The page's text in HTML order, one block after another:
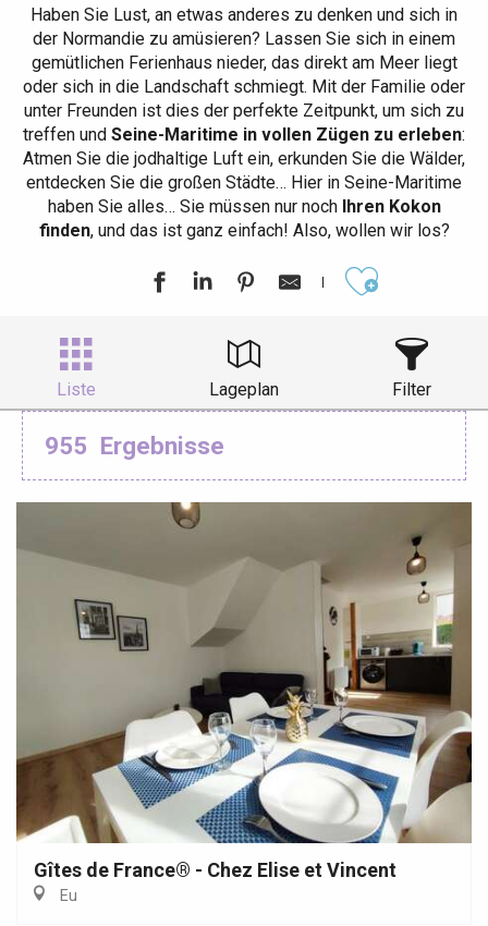
Haben Sie Lust, an etwas anderes zu denken und sich in
der Normandie zu amüsieren? Lassen Sie sich in einem
gemütlichen Ferienhaus nieder, das direkt am Meer liegt
oder sich in die Landschaft schmiegt. Mit der Familie oder
unter Freunden ist dies der perfekte Zeitpunkt, um sich zu
treffen und Seine-Maritime in vollen Zügen zu erleben:
Atmen Sie die jodhaltige Luft ein, erkunden Sie die Wälder,
entdecken Sie die großen Städte… Hier in Seine-Maritime
haben Sie alles… Sie müssen nur noch Ihren Kokon
finden, und das ist ganz einfach! Also, wollen wir los?
Liste Lageplan Filter
955 Ergebnisse
Gîtes de France® - Chez Elise et Vincent
Eu